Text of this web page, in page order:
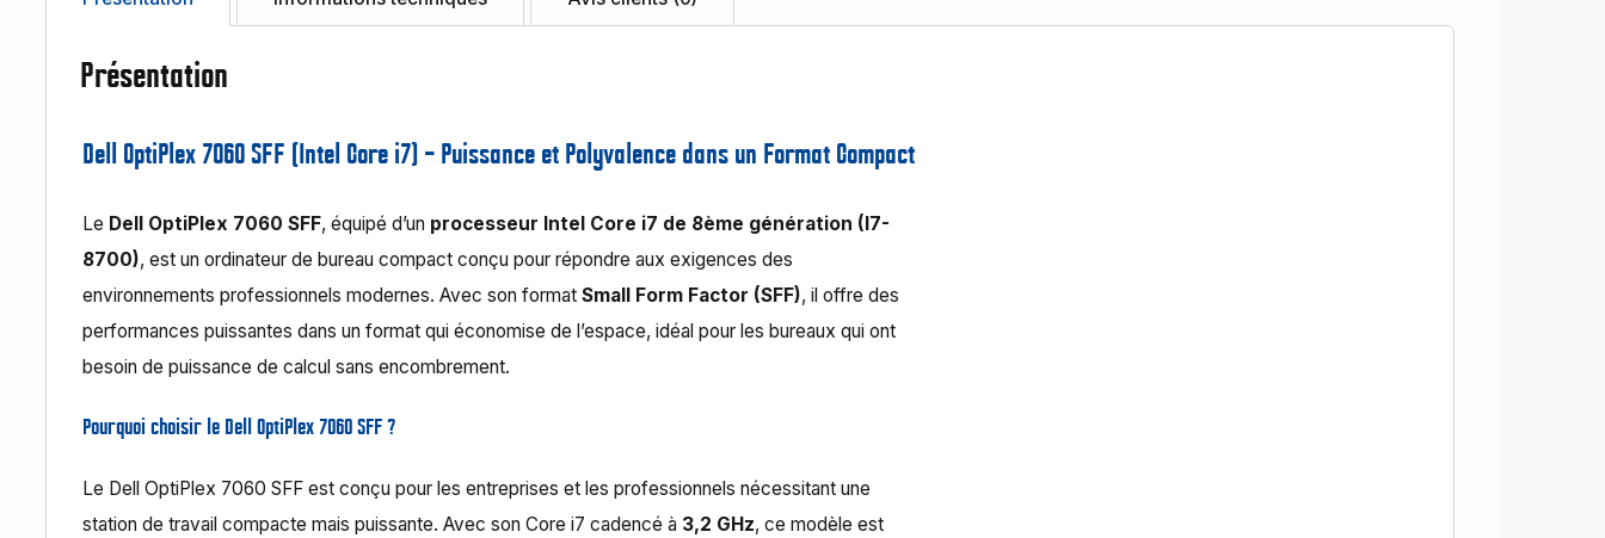
Présentation
Dell OptiPlex 7060 SFF (Intel Core i7) – Puissance et Polyvalence dans un Format Compact
Le Dell OptiPlex 7060 SFF, équipé d’un processeur Intel Core i7 de 8ème génération (I7-
8700), est un ordinateur de bureau compact conçu pour répondre aux exigences des
environnements professionnels modernes. Avec son formatSmall Form Factor (SFF), il offre des
performances puissantes dans un format qui économise de l’espace, idéal pour les bureaux qui ont
besoin de puissance de calcul sans encombrement.
Pourquoi choisir le Dell OptiPlex 7060 SFF ?
Le Dell OptiPlex 7060 SFF est conçu pour les entreprises et les professionnels nécessitant une
station de travail compacte mais puissante. Avec son Core i7 cadencé à 3,2 GHz, ce modèle est